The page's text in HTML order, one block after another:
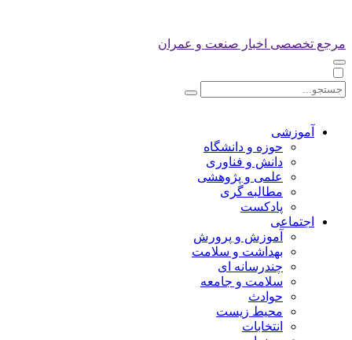
مرجع تخصصی اخبار صنعت و عمران
آموزشی
حوزه و دانشگاه
دانش و فناوری
علمی و پژوهشی
مطالبه گری
پادکست
اجتماعی
آموزش و پرورش
بهداشت و سلامت
چندرسانه ای
سلامت و جامعه
حوادث
محیط زیست
انتخابات